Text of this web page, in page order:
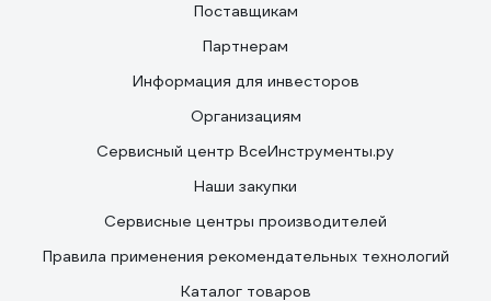
Поставщикам
Партнерам
Информация для инвесторов
Организациям
Сервисный центр ВсеИнструменты.ру
Наши закупки
Сервисные центры производителей
Правила применения рекомендательных технологий
Каталог товаров